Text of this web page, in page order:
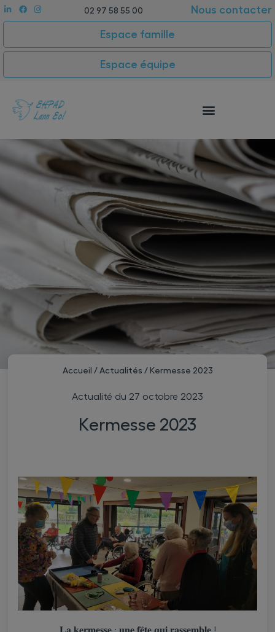
02 97 58 55 00 Nous contacter
Espace famille
Espace équipe
Accueil / Actualités / Kermesse 2023
Actualité du 27 octobre 2023
Kermesse 2023